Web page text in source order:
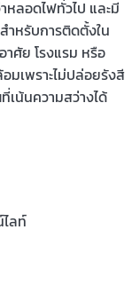
ลอดไฟทั่วไป และมี
ำหรับการติดตั้งใน
ศัย โรงแรม หรือ
เพราะไม่ปล่อยรังสี
เน้นความสว่างได้
ลท์